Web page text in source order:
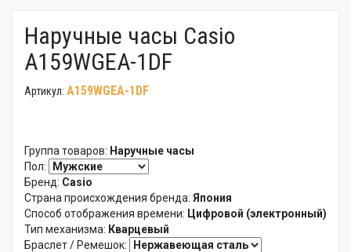
Наручные часы Casio
A159WGEA-1DF
Артикул: A159WGEA-1DF
Группа товаров: Наручные часы
Пол:
Бренд: Casio
Страна происхождения бренда: Япония
Способ отображения времени: Цифровой (электронный)
Тип механизма: Кварцевый
Браслет / Ремешок: